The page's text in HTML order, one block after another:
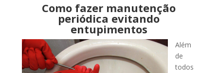
Como fazer manutenção
periódica evitando
entupimentos
Além
de
todos